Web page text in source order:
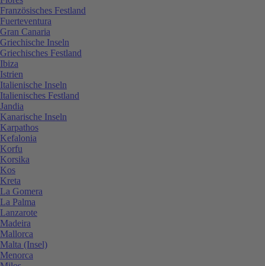
Französisches Festland
Fuerteventura
Gran Canaria
Griechische Inseln
Griechisches Festland
Ibiza
Istrien
Italienische Inseln
Italienisches Festland
Jandia
Kanarische Inseln
Karpathos
Kefalonia
Korfu
Korsika
Kos
Kreta
La Gomera
La Palma
Lanzarote
Madeira
Mallorca
Malta (Insel)
Menorca